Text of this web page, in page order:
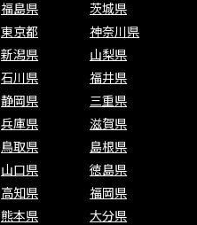
福島県
茨城県
東京都
神奈川県
新潟県
山梨県
石川県
福井県
静岡県
三重県
兵庫県
滋賀県
鳥取県
島根県
山口県
徳島県
高知県
福岡県
熊本県
大分県